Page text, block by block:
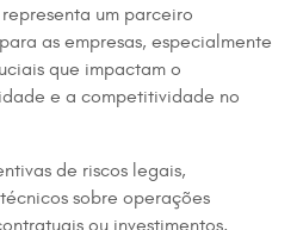
um parceiro
as empresas, especialmente
que impactam o
e a competitividade no
de riscos legais,
sobre operações
ou investimentos,